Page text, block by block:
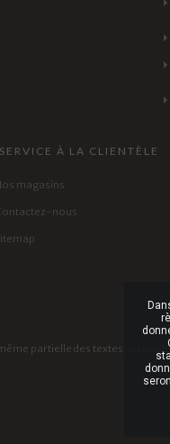
SERVICE À LA CLIENTÈLE
magasins
nous
partielle des textes, du